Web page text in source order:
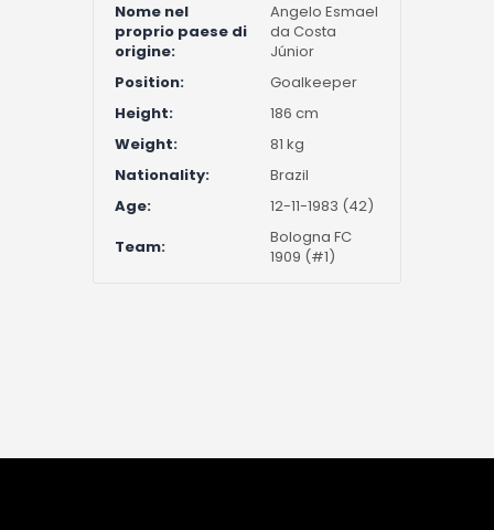
Nome nel
proprio paese di
origine:
Angelo Esmael
da Costa
Júnior
Position:
Goalkeeper
Height:
186 cm
Weight:
81 kg
Nationality:
Brazil
Age:
12-11-1983 (42)
Team:
Bologna FC
1909 (#1)